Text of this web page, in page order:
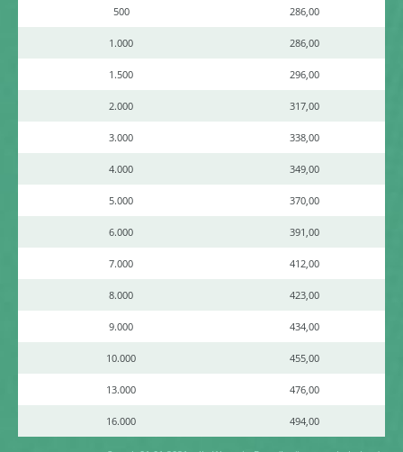
500 286,00
1.000 286,00
1.500 296,00
2.000 317,00
3.000 338,00
4.000 349,00
5.000 370,00
6.000 391,00
7.000 412,00
8.000 423,00
9.000 434,00
10.000 455,00
13.000 476,00
16.000 494,00